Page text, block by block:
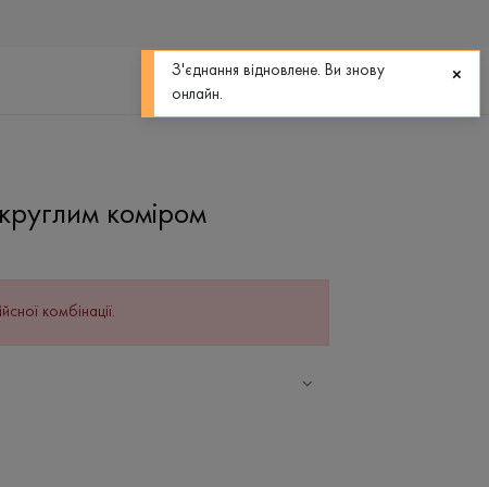
0
коміром
комбінації.
З'єднання відновлене. Ви знову
онлайн.